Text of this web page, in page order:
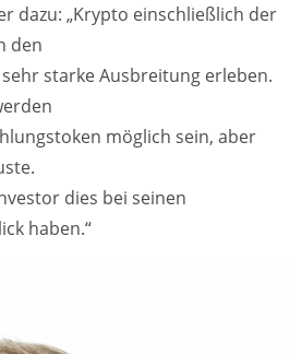
dazu: „Krypto einschließlich der
den
starke Ausbreitung erleben.
möglich sein, aber
dies bei seinen
haben.“